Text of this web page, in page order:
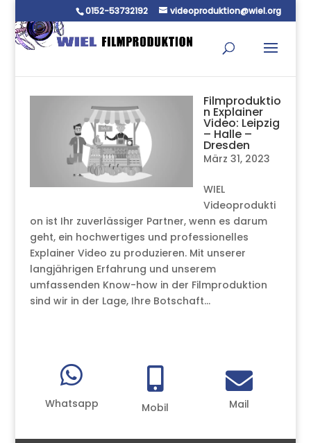
0152-53732192 videoproduktion@wiel.org
Filmproduktio
n Explainer
Video: Leipzig
– Halle –
Dresden
März 31, 2023
WIEL
Videoprodukti
on ist Ihr zuverlässiger Partner, wenn es darum
geht, ein hochwertiges und professionelles
Explainer Video zu produzieren. Mit unserer
langjährigen Erfahrung und unserem
umfassenden Know-how in der Filmproduktion
sind wir in der Lage, Ihre Botschaft...

Whatsapp

Mobil

Mail